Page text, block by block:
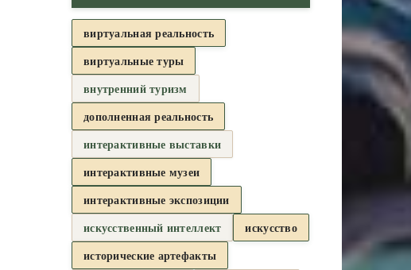
виртуальная реальность
виртуальные туры
внутренний туризм
дополненная реальность
интерактивные выставки
интерактивные музеи
интерактивные экспозиции
искусственный интеллект
искусство
исторические артефакты